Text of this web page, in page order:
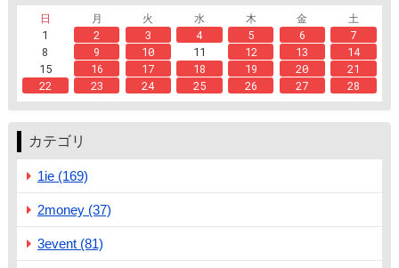
日
月 火 水 木 金
土
1
2 3 4 5 6
7
8
9 10 11 12 13
14
15
16 17 18 19 20
21
22
23 24 25 26 27 28
カテゴリ
1ie (169)
2money (37)
3event (81)